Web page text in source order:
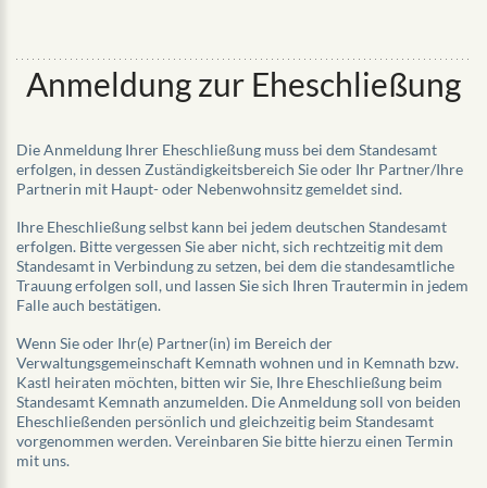
Anmeldung zur Eheschließung
Die Anmeldung Ihrer Eheschließung muss bei dem Standesamt
erfolgen, in dessen Zuständigkeitsbereich Sie oder Ihr Partner/Ihre
Partnerin mit Haupt- oder Nebenwohnsitz gemeldet sind.
Ihre Eheschließung selbst kann bei jedem deutschen Standesamt
erfolgen. Bitte vergessen Sie aber nicht, sich rechtzeitig mit dem
Standesamt in Verbindung zu setzen, bei dem die standesamtliche
Trauung erfolgen soll, und lassen Sie sich Ihren Trautermin in jedem
Falle auch bestätigen.
Wenn Sie oder Ihr(e) Partner(in) im Bereich der
Verwaltungsgemeinschaft Kemnath wohnen und in Kemnath bzw.
Kastl heiraten möchten, bitten wir Sie, Ihre Eheschließung beim
Standesamt Kemnath anzumelden. Die Anmeldung soll von beiden
Eheschließenden persönlich und gleichzeitig beim Standesamt
vorgenommen werden. Vereinbaren Sie bitte hierzu einen Termin
mit uns.